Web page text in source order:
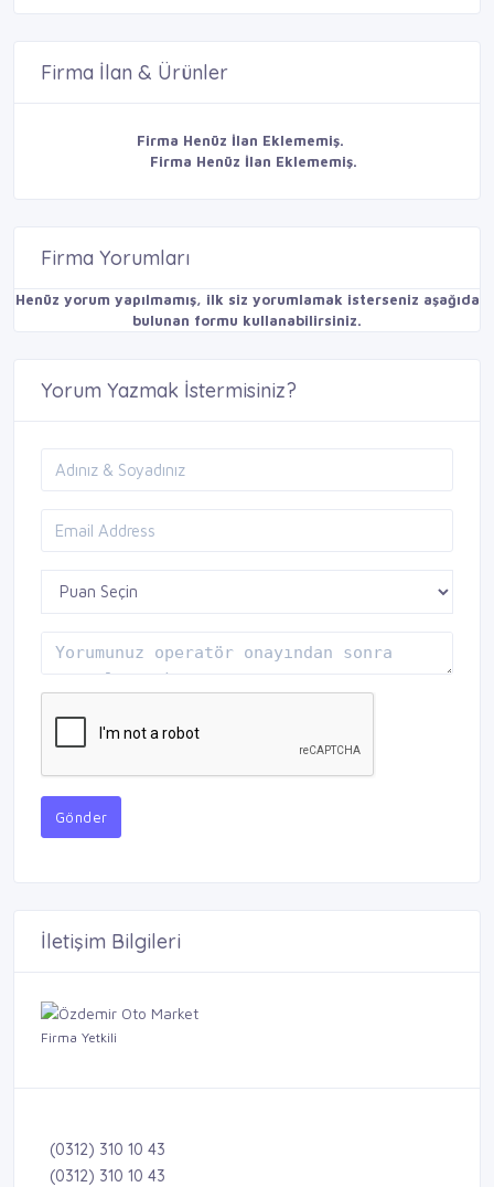
Firma İlan & Ürünler
Firma Henüz İlan Eklememiş.
Firma Henüz İlan Eklememiş.
Firma Yorumları
Henüz yorum yapılmamış, ilk siz yorumlamak isterseniz aşağıda
bulunan formu kullanabilirsiniz.
Yorum Yazmak İstermisiniz?
Gönder
İletişim Bilgileri
Firma Yetkili
(0312) 310 10 43
(0312) 310 10 43